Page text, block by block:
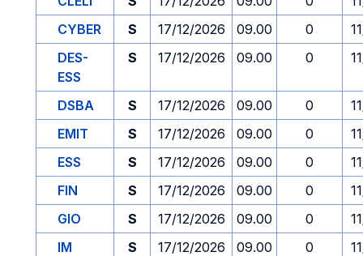
CYBER
S 17/12/2026 09.00 0
DES-
ESS
S 17/12/2026 09.00 0
DSBA S 17/12/2026 09.00 0
EMIT
S 17/12/2026 09.00 0
ESS
S 17/12/2026 09.00 0
FIN
S 17/12/2026 09.00 0
GIO
S 17/12/2026 09.00 0
IM
S 17/12/2026 09.00 0